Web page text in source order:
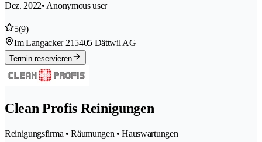
Dez. 2022• Anonymous user
5(9)
Im Langacker 215405 Dättwil AG
Termin reservieren
Clean Profis Reinigungen
Reinigungsfirma • Räumungen • Hauswartungen